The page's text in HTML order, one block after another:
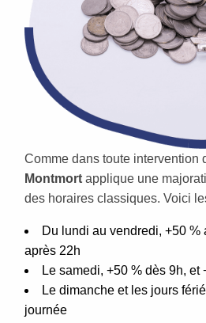
Comme dans toute intervention
Montmort applique une
des horaires classiques. Voici
Du lundi au vendredi, +50 %
après 22h
Le samedi, +50 % dès 9h, et
Le dimanche et les jours
journée